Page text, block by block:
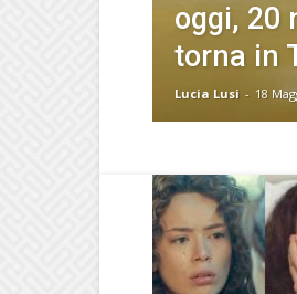
oggi, 20
torna in
Lucia Lusi - 18